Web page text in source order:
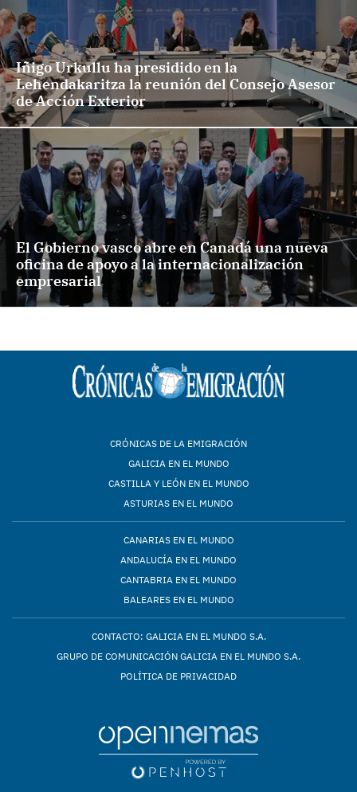
Iñigo Urkullu ha presidido en la
Lehendakaritza la reunión del Consejo Asesor
de Acción Exterior
El Gobierno vasco abre en Canadá una nueva
oficina de apoyo a la internacionalización
empresarial
CRÓNICAS DE LA EMIGRACIÓN
GALICIA EN EL MUNDO
CASTILLA Y LEÓN EN EL MUNDO
ASTURIAS EN EL MUNDO
CANARIAS EN EL MUNDO
ANDALUCÍA EN EL MUNDO
CANTABRIA EN EL MUNDO
BALEARES EN EL MUNDO
CONTACTO: GALICIA EN EL MUNDO S.A.
GRUPO DE COMUNICACIÓN GALICIA EN EL MUNDO S.A.
POLÍTICA DE PRIVACIDAD